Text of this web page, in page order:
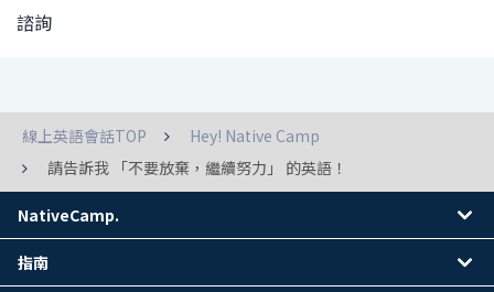
諮詢
線上英語會話TOP
Hey! Native Camp
請告訴我 「不要放棄，繼續努力」 的英語！
NativeCamp.
指南